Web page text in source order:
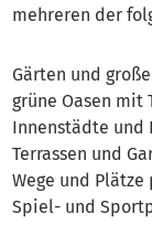
mehreren der
Gärten und
grüne Oasen mit
Innenstädte und
Terrassen und
Wege und
Spiel- und